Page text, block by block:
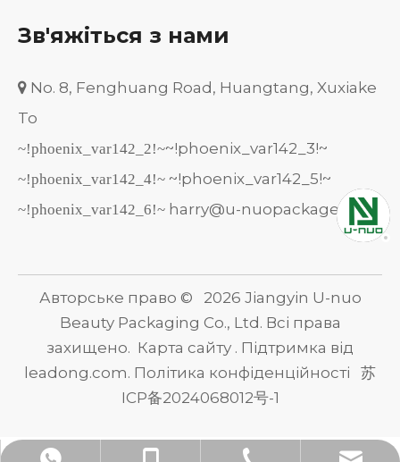
Зв'яжіться з нами
 No. 8, Fenghuang Road, Huangtang, Xuxiake
To
~!phoenix_var142_2!~~!phoenix_var142_3!~
~!phoenix_var142_4!~ ~!phoenix_var142_5!~
~!phoenix_var142_6!~ harry@u-nuopackage.com
Авторське право © 2026 Jiangyin U-nuo
Beauty Packaging Co., Ltd. Всі права
захищено. Карта сайту . Підтримка від
leadong.com. Політика конфіденційності
苏
ICP备2024068012号-1